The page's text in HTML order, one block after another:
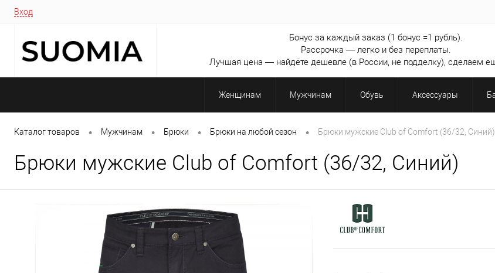
Вход
Бонус за каждый заказ (1 бонус =1 рубль).
Рассрочка — легко и без переплаты.
Лучшая цена — найдёте дешевле (в России, не подделку), сделаем
Женщинам Мужчинам Обувь Аксессуары
Каталог товаров • Мужчинам • Брюки • Брюки на любой сезон • Брюки мужские Club of Comfort (36/32, Синий)
Брюки мужские Club of Comfort (36/32, Синий)